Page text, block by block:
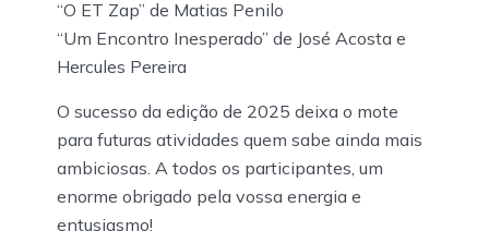
“O ET Zap” de Matias Penilo
“Um Encontro Inesperado” de José Acosta e
Hercules Pereira
O sucesso da edição de 2025 deixa o mote
para futuras atividades quem sabe ainda mais
ambiciosas. A todos os participantes, um
enorme obrigado pela vossa energia e
entusiasmo!